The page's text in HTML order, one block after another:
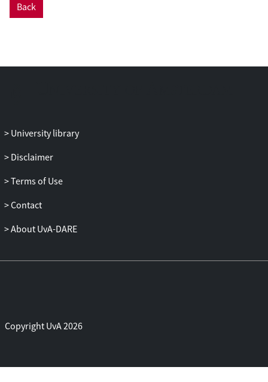
Back
University library
Disclaimer
Terms of Use
Contact
About UvA-DARE
Copyright UvA 2026